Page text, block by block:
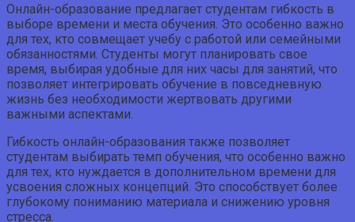
Онлайн-образование предлагает студентам гибкость в
выборе времени и места обучения. Это особенно важно
для тех, кто совмещает учебу с работой или семейными
обязанностями. Студенты могут планировать свое
время, выбирая удобные для них часы для занятий, что
позволяет интегрировать обучение в повседневную
жизнь без необходимости жертвовать другими
важными аспектами.
Гибкость онлайн-образования также позволяет
студентам выбирать темп обучения, что особенно важно
для тех, кто нуждается в дополнительном времени для
усвоения сложных концепций. Это способствует более
глубокому пониманию материала и снижению уровня
стресса.